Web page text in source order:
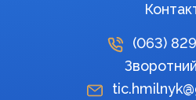
(063)